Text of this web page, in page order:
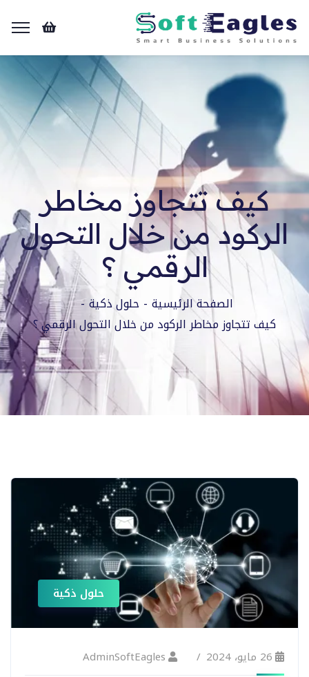
كيف تتجاوز مخاطر
الركود من خلال التحول
الرقمي ؟
الصفحة الرئيسية
حلول ذكية
كيف تتجاوز مخاطر الركود من خلال التحول الرقمي ؟
حلول ذكية
26 مايو، 2024 AdminSoftEagles